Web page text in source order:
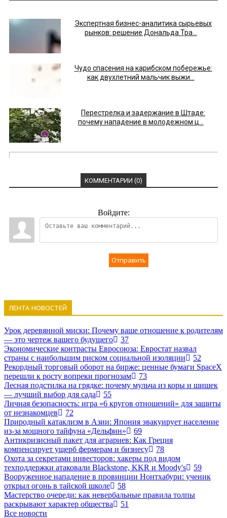
Экспертная бизнес-аналитика сырьевых
рынков: решение Дональда Тра...
Чудо спасения на карибском побережье:
как двухлетний мальчик выжи...
Перестрелка и задержание в Штаде:
почему нападение в молодежном ц...
КОММЕНТАРИИ (0)
Войдите:
Отправить
ЛЕНТА НОВОСТЕЙ
Урок деревянной миски: Почему ваше отношение к родителям
— это чертеж вашего будущего
37
Экономические контрасты Евросоюза: Евростат назвал
страны с наибольшим риском социальной изоляции
52
Рекордный торговый оборот на бирже: ценные бумаги SpaceX
перешли к росту вопреки прогнозам
73
Лесная подстилка на грядке: почему мульча из коры и шишек
— лучший выбор для сада
55
Личная безопасность: игра «6 кругов отношений» для защиты
от незнакомцев
72
Природный катаклизм в Азии: Япония эвакуирует население
из-за мощного тайфуна «Дельфин»
69
Антикризисный пакет для аграриев: Как Греция
компенсирует ущерб фермерам и бизнесу
78
Охота за секретами инвесторов: хакеры под видом
техподдержки атаковали Blackstone, KKR и Moody's
59
Вооруженное нападение в провинции Нонтхабури: ученик
открыл огонь в тайской школе
58
Мастерство очереди: как невербальные правила толпы
раскрывают характер общества
51
Все новости